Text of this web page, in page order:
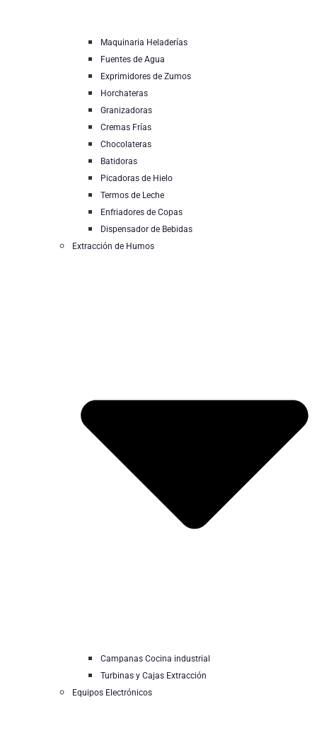
Maquinaria Heladerías
Fuentes de Agua
Exprimidores de Zumos
Horchateras
Granizadoras
Cremas Frías
Chocolateras
Batidoras
Picadoras de Hielo
Termos de Leche
Enfriadores de Copas
Dispensador de Bebidas
Extracción de Humos
Campanas Cocina industrial
Turbinas y Cajas Extracción
Equipos Electrónicos